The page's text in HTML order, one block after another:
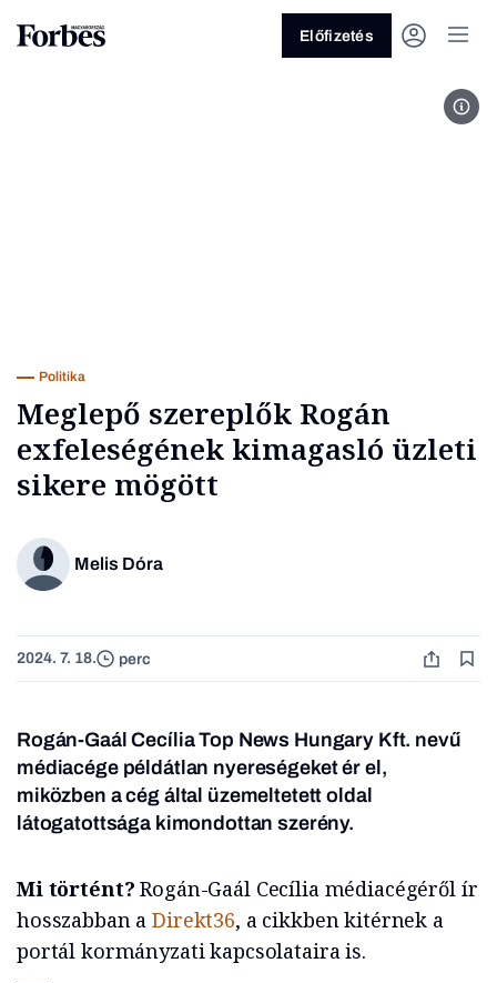
Előfizetés
Politika
Meglepő szereplők Rogán
exfeleségének kimagasló üzleti
sikere mögött
Melis Dóra
2024. 7. 18. perc
Rogán-Gaál Cecília Top News Hungary Kft. nevű
médiacége példátlan nyereségeket ér el,
miközben a cég által üzemeltetett oldal
látogatottsága kimondottan szerény.
Mi történt?Rogán-Gaál Cecília médiacégéről ír
hosszabban aDirekt36, a cikkben kitérnek a
portál kormányzati kapcsolataira is.